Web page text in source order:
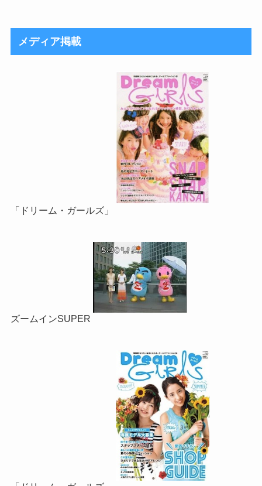
メディア掲載
「ドリーム・ガールズ」
ズームインSUPER